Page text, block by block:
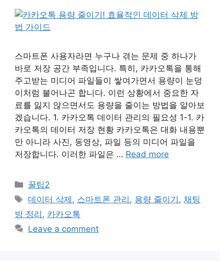
스마트폰 사용자라면 누구나 겪는 문제 중 하나가
바로 저장 공간 부족입니다. 특히, 카카오톡을 통해
주고받는 미디어 파일들이 쌓여가면서 용량이 눈덩
이처럼 불어나곤 합니다. 이런 상황에서 중요한 자
료를 잃지 않으면서도 용량을 줄이는 방법을 알아보
겠습니다. 1. 카카오톡 데이터 관리의 필요성 1-1. 카
카오톡의 데이터 저장 현황 카카오톡은 대화 내용뿐
만 아니라 사진, 동영상, 파일 등의 미디어 파일을
저장합니다. 이러한 파일은 … Read more
Categories
꿀팁2
Tags
데이터 삭제 , 스마트폰 관리 , 용량 줄이기 ,채팅
방 정리 , 카카오톡
Leave a comment